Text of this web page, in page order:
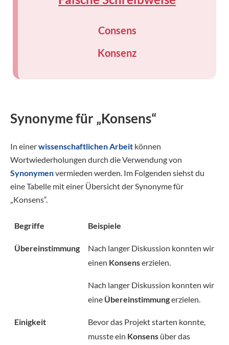
Consens
Konsenz
Synonyme für „Konsens“
In einerwissenschaftlichen Arbeit können
Wortwiederholungen durch die Verwendung von
Synonymenvermieden werden. Im Folgenden siehst du
eine Tabelle mit einer Übersicht der Synonyme für
„Konsens“.
Begriffe Beispiele
Übereinstimmung
Nach langer Diskussion konnten wir
einen Konsenserzielen.
Nach langer Diskussion konnten wir
eine Übereinstimmungerzielen.
Einigkeit
Bevor das Projekt starten konnte,
musste ein Konsens über das